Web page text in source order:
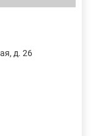
д. 26